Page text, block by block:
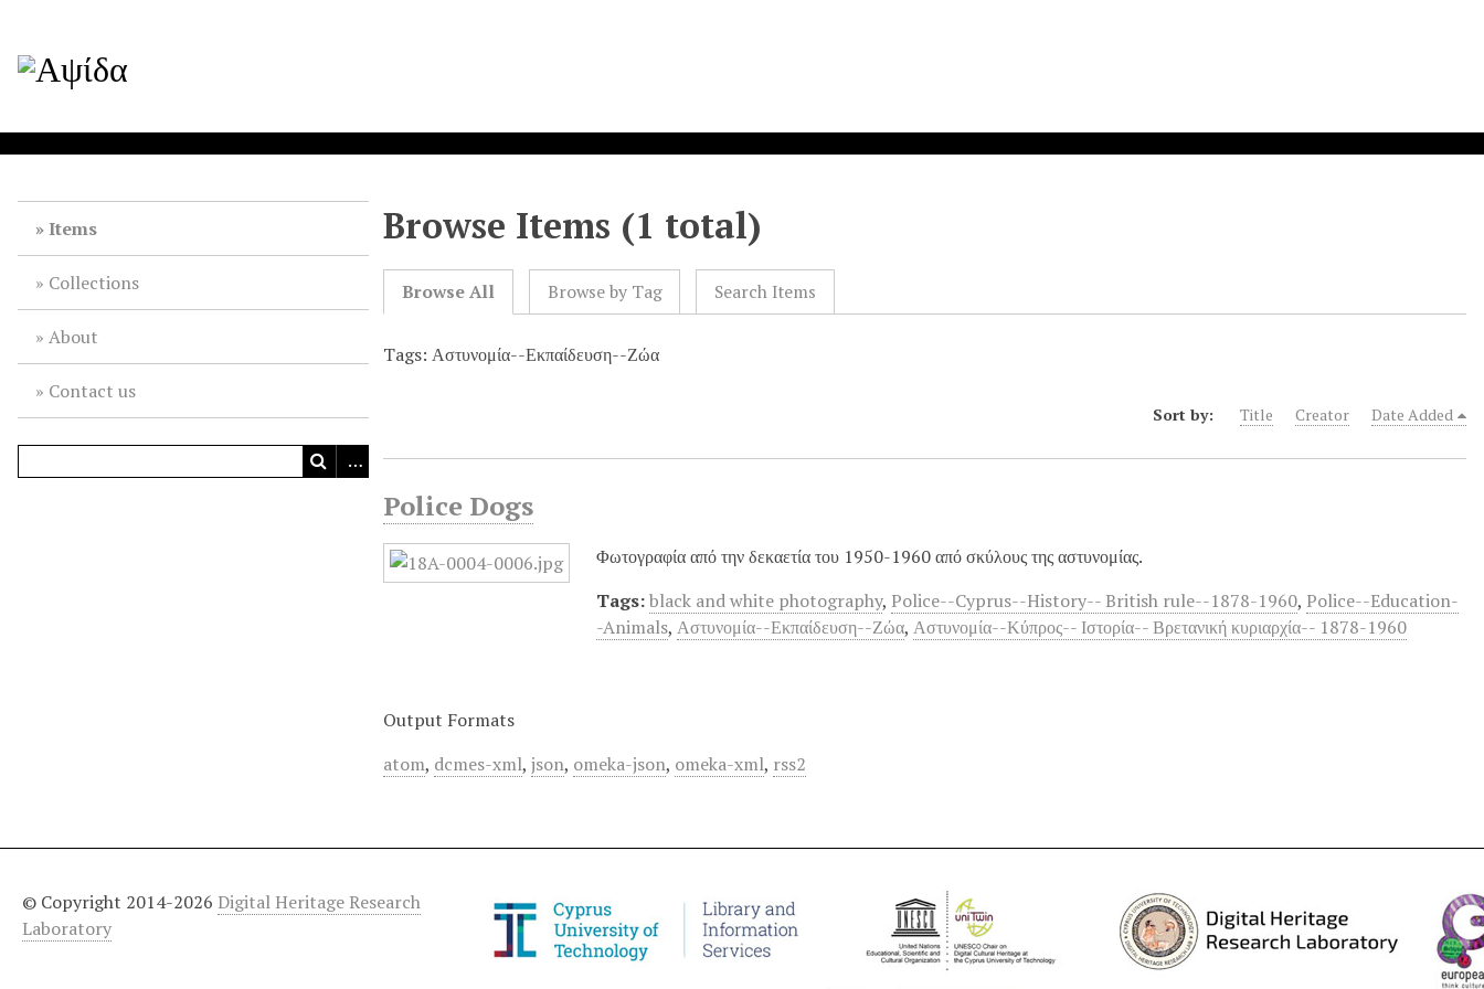
Items
Collections
About
Contact us
Browse Items (1 total)
Browse All Browse by Tag Search Items
Tags: Αστυνομία--Εκπαίδευση--Ζώα
Sort by: Title Creator Date Added
Police Dogs
Φωτογραφία από την δεκαετία του 1950-1960 από σκύλους της αστυνομίας.
Tags: black and white photography, Police--Cyprus--History-- British rule--1878-1960, Police--Education-
-Animals,Αστυνομία--Εκπαίδευση--Ζώα,Αστυνομία--Κύπρος-- Ιστορία-- Βρετανική κυριαρχία-- 1878-1960
Output Formats
atom, dcmes-xml,json, omeka-json, omeka-xml, rss2
© Copyright 2014-2026 Digital Heritage Research
Laboratory